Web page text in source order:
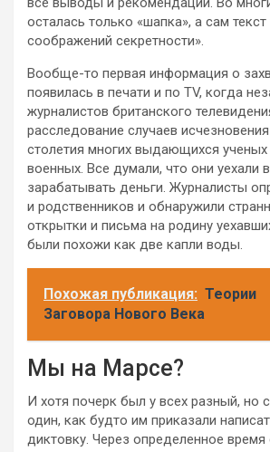
осталась только «шапка», а сам текст
соображений секретности».
Вообще-то первая информация о
появилась в печати и по TV, когда
журналистов британского
расследование случаев
столетия многих выдающихся ученых
военных. Все думали, что они уехали
зарабатывать деньги. Журналисты
и родственников и обнаружили
открытки и письма на родину
были похожи как две капли воды.
Похожая публикация: Теории
Заговора Нового Века
Мы на Марсе?
И хотя почерк был у всех разный, но
один, как будто им приказали
диктовку. Через определенное время